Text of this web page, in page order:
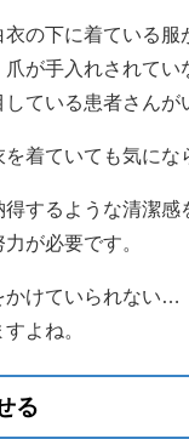
の下に着ている服
が手入れされてい
ている患者さんが
着ていても気にな
するような清潔感
が必要です。
けていられない…
よね。
る